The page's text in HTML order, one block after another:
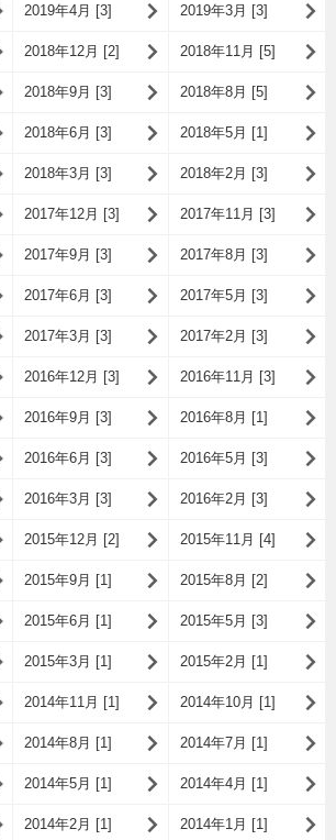
2019年4月 [3] 2019年3月 [3]
2018年12月 [2] 2018年11月 [5]
2018年9月 [3] 2018年8月 [5]
2018年6月 [3] 2018年5月 [1]
2018年3月 [3] 2018年2月 [3]
2017年12月 [3] 2017年11月 [3]
2017年9月 [3] 2017年8月 [3]
2017年6月 [3] 2017年5月 [3]
2017年3月 [3] 2017年2月 [3]
2016年12月 [3] 2016年11月 [3]
2016年9月 [3] 2016年8月 [1]
2016年6月 [3] 2016年5月 [3]
2016年3月 [3] 2016年2月 [3]
2015年12月 [2] 2015年11月 [4]
2015年9月 [1] 2015年8月 [2]
2015年6月 [1] 2015年5月 [3]
2015年3月 [1] 2015年2月 [1]
2014年11月 [1] 2014年10月 [1]
2014年8月 [1] 2014年7月 [1]
2014年5月 [1] 2014年4月 [1]
2014年2月 [1] 2014年1月 [1]